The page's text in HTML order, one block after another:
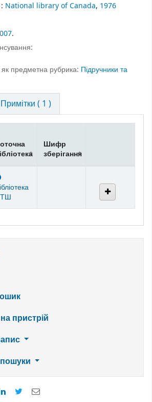
: National library of Canada, 1976
007.
предметна рубрика: Підручники та
Примітки ( 1 )
Шифр
зберігання
пристрій